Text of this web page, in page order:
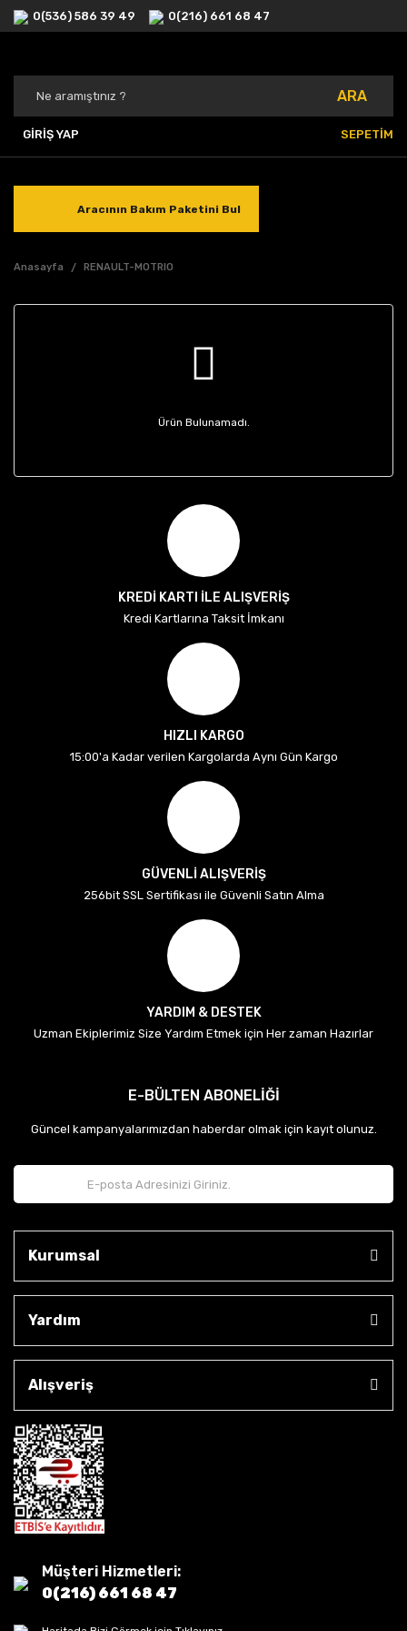
0(536) 586 39 49 0(216) 661 68 47
ARA
GİRİŞ YAP SEPETİM
Aracının Bakım Paketini Bul
Anasayfa RENAULT-MOTRIO
Ürün Bulunamadı.
KREDİ KARTI İLE ALIŞVERİŞ
Kredi Kartlarına Taksit İmkanı
HIZLI KARGO
15:00'a Kadar verilen Kargolarda Aynı Gün Kargo
GÜVENLİ ALIŞVERİŞ
256bit SSL Sertifikası ile Güvenli Satın Alma
YARDIM & DESTEK
Uzman Ekiplerimiz Size Yardım Etmek için Her zaman Hazırlar
E-BÜLTEN ABONELİĞİ
Güncel kampanyalarımızdan haberdar olmak için kayıt olunuz.
Kurumsal
Yardım
Alışveriş
Müşteri Hizmetleri:
0(216) 661 68 47